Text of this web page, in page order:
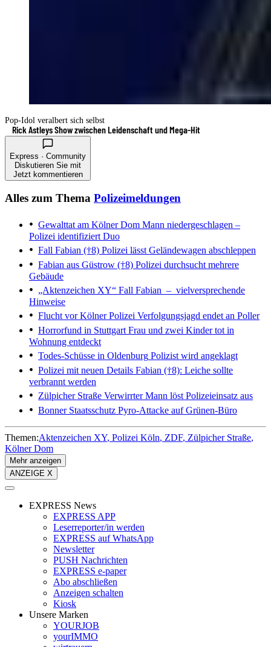
Pop-Idol veralbert sich selbst
Rick Astleys Show zwischen Leidenschaft und Mega-Hit
Express · Community
Diskutieren Sie mit
Jetzt kommentieren
Alles zum Thema Polizeimeldungen
Gewalttat am Kölner Dom Mann niedergeschlagen –
Polizei identifiziert Duo
Fall Fabian (†8) Polizei lässt Geländewagen abschleppen
Fabian aus Güstrow (†8) Polizei durchsucht mehrere
Gebäude
„Aktenzeichen XY“ Fall Fabian – vielversprechende
Hinweise
Flucht vor Kölner Polizei Verfolgungsjagd endet an Poller
Horrorfund in Stuttgart Frau und zwei Kinder tot in
Wohnung entdeckt
Todes-Schüsse in Oldenburg Polizist wird angeklagt
Polizei mit neuen Details Fabian (†8): Leiche sollte
verbrannt werden
Zülpicher Straße Verwirrter Mann löst Polizeieinsatz aus
Bonner Staatsschutz Pyro-Attacke auf Grünen-Büro
Themen:Aktenzeichen XY Polizei Köln ZDF Zülpicher Straße
Kölner Dom
Mehr anzeigen
ANZEIGE X
EXPRESS News
EXPRESS APP
Leserreporter/in werden
EXPRESS auf WhatsApp
Newsletter
PUSH Nachrichten
EXPRESS e-paper
Abo abschließen
Anzeigen schalten
Kiosk
Unsere Marken
YOURJOB
yourIMMO